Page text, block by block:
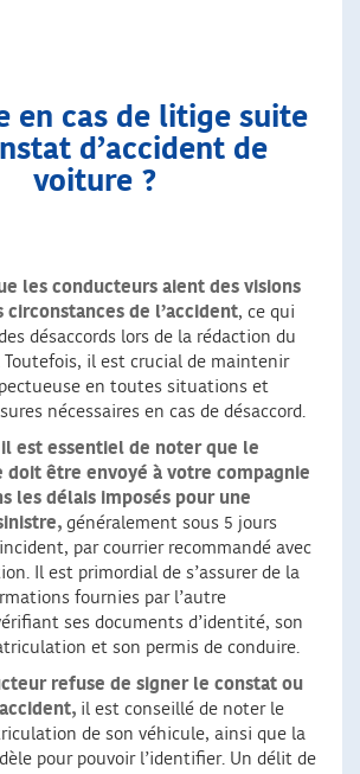
en cas de litige suite
d’accident de
voiture ?
les conducteurs aient des visions
circonstances de l’accident, ce qui
désaccords lors de la rédaction du
il est crucial de maintenir
en toutes situations et
nécessaires en cas de désaccord.
est essentiel de noter que le
doit être envoyé à votre compagnie
les délais imposés pour une
généralement sous 5 jours
par courrier recommandé avec
Il est primordial de s’assurer de la
fournies par l’autre
ses documents d’identité, son
et son permis de conduire.
refuse de signer le constat ou
il est conseillé de noter le
de son véhicule, ainsi que la
pour pouvoir l’identifier. Un délit de